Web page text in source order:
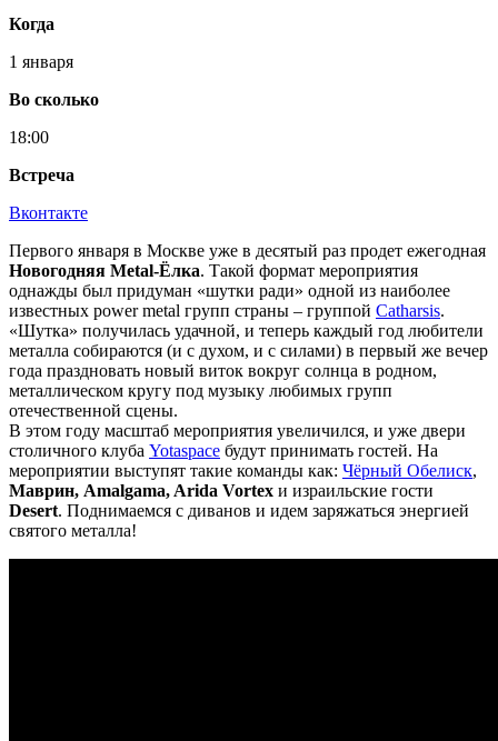
Когда
1 января
Во сколько
18:00
Встреча
Вконтакте
Первого января в Москве уже в десятый раз продет ежегодная
Новогодняя Metal-Ёлка. Такой формат мероприятия
однажды был придуман «шутки ради» одной из наиболее
известных power metal групп страны – группой Catharsis.
«Шутка» получилась удачной, и теперь каждый год любители
металла собираются (и с духом, и с силами) в первый же вечер
года праздновать новый виток вокруг солнца в родном,
металлическом кругу под музыку любимых групп
отечественной сцены.
В этом году масштаб мероприятия увеличился, и уже двери
столичного клуба Yotaspace будут принимать гостей. На
мероприятии выступят такие команды как: Чёрный Обелиск,
Маврин, Amalgama, Arida Vortex и израильские гости
Desert. Поднимаемся с диванов и идем заряжаться энергией
святого металла!